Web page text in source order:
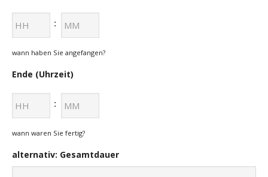
:
wann haben Sie angefangen?
Ende (Uhrzeit)
:
wann waren Sie fertig?
alternativ: Gesamtdauer